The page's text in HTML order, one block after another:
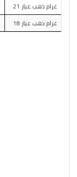
غرام ذهب عيار 21
غرام ذهب عيار 18